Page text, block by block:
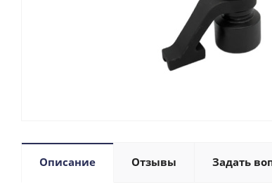
Описание Отзывы Задать